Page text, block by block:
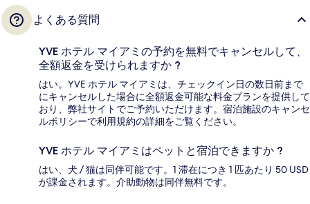
よくある質問
YVE ホテル マイアミの予約を無料でキャンセルして、
全額返金を受けられますか ?
はい。YVE ホテル マイアミは、チェックイン日の数日前まで
にキャンセルした場合に全額返金可能な料金プランを提供して
おり、弊社サイトでご予約いただけます。宿泊施設のキャンセ
ルポリシーで利用規約の詳細をご覧ください。
YVE ホテル マイアミはペットと宿泊できますか ?
はい、犬 / 猫は同伴可能です。1 滞在につき 1 匹あたり 50 USD
が課金されます。介助動物は同伴無料です。